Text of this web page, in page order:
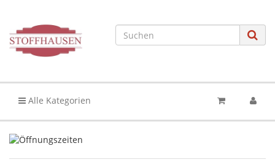
Alle Kategorien